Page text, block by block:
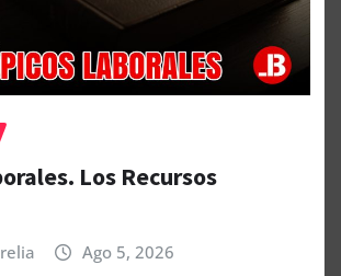
Los Recursos
Ago 5, 2026